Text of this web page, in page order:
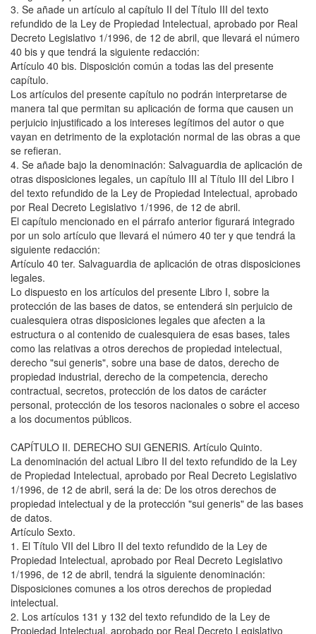
3. Se añade un artículo al capítulo II del Título III del texto
refundido de la Ley de Propiedad Intelectual, aprobado por Real
Decreto Legislativo 1/1996, de 12 de abril, que llevará el número
40 bis y que tendrá la siguiente redacción:
Artículo 40 bis. Disposición común a todas las del presente
capítulo.
Los artículos del presente capítulo no podrán interpretarse de
manera tal que permitan su aplicación de forma que causen un
perjuicio injustificado a los intereses legítimos del autor o que
vayan en detrimento de la explotación normal de las obras a que
se refieran.
4. Se añade bajo la denominación: Salvaguardia de aplicación de
otras disposiciones legales, un capítulo III al Título III del Libro I
del texto refundido de la Ley de Propiedad Intelectual, aprobado
por Real Decreto Legislativo 1/1996, de 12 de abril.
El capítulo mencionado en el párrafo anterior figurará integrado
por un solo artículo que llevará el número 40 ter y que tendrá la
siguiente redacción:
Artículo 40 ter. Salvaguardia de aplicación de otras disposiciones
legales.
Lo dispuesto en los artículos del presente Libro I, sobre la
protección de las bases de datos, se entenderá sin perjuicio de
cualesquiera otras disposiciones legales que afecten a la
estructura o al contenido de cualesquiera de esas bases, tales
como las relativas a otros derechos de propiedad intelectual,
derecho "sui generis", sobre una base de datos, derecho de
propiedad industrial, derecho de la competencia, derecho
contractual, secretos, protección de los datos de carácter
personal, protección de los tesoros nacionales o sobre el acceso
a los documentos públicos.
CAPÍTULO II. DERECHO SUI GENERIS. Artículo Quinto.
La denominación del actual Libro II del texto refundido de la Ley
de Propiedad Intelectual, aprobado por Real Decreto Legislativo
1/1996, de 12 de abril, será la de: De los otros derechos de
propiedad intelectual y de la protección "sui generis" de las bases
de datos.
Artículo Sexto.
1. El Título VII del Libro II del texto refundido de la Ley de
Propiedad Intelectual, aprobado por Real Decreto Legislativo
1/1996, de 12 de abril, tendrá la siguiente denominación:
Disposiciones comunes a los otros derechos de propiedad
intelectual.
2. Los artículos 131 y 132 del texto refundido de la Ley de
Propiedad Intelectual, aprobado por Real Decreto Legislativo